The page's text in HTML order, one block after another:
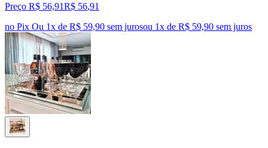
Preço R$ 56,91R$ 56,91
no Pix Ou 1x de R$ 59,90 sem jurosou 1x de R$ 59,90 sem juros